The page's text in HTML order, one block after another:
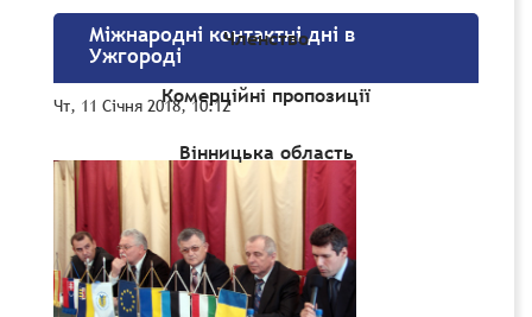
Членство
Комерційні пропозиції
Вінницька область
Міжнародні контактні дні в
Ужгороді
Чт, 11 Січня 2018, 10:12